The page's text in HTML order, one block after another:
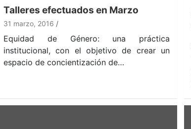
Talleres efectuados en Marzo
31 marzo, 2016
Equidad de Género: una práctica
institucional, con el objetivo de crear un
espacio de concientización de…